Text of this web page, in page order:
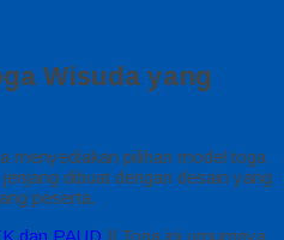
Wisuda yang
menyediakan pilihan model toga
dibuat dengan desain yang
peserta.
dan PAUD.|| Toga ini umumnya